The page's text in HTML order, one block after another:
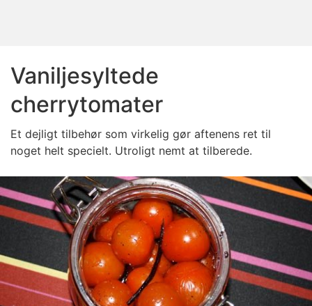
Vaniljesyltede
cherrytomater
Et dejligt tilbehør som virkelig gør aftenens ret til
noget helt specielt. Utroligt nemt at tilberede.